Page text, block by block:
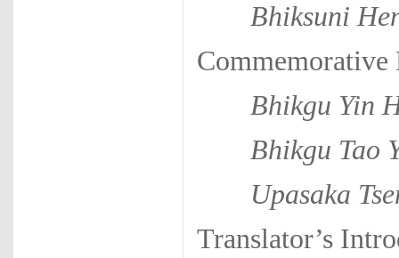
Bhiksuni
Commemorative
Bhikgu Yin
Bhikgu Tao
Upasaka
Translator’s